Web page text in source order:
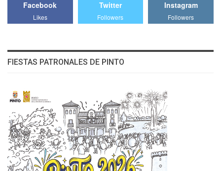
Facebook
Likes
Twitter
Followers
Instagram
Followers
FIESTAS PATRONALES DE PINTO